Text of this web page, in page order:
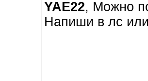
YAE22, Можно
Напиши в лс